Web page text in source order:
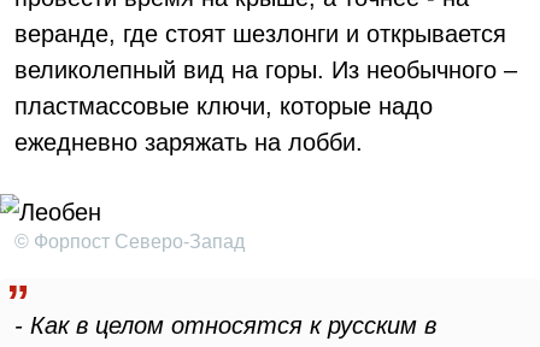
веранде, где стоят шезлонги и открывается
великолепный вид на горы. Из необычного –
пластмассовые ключи, которые надо
ежедневно заряжать на лобби.
© Форпост Северо-Запад
- Как в целом относятся к русским в